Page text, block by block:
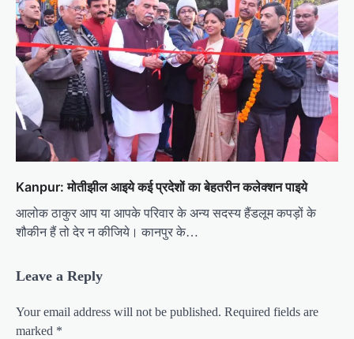
Kanpur: मोतीझील आइये कई प्रदेशों का बेहतरीन कलेक्शन पाइये
आलोक ठाकुर आप या आपके परिवार के अन्य सदस्य हैंडलूम कपड़ों के
शौकीन हैं तो देर न कीजिये। कानपुर के…
Leave a Reply
Your email address will not be published. Required fields are
marked *